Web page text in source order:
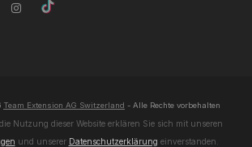
Team Extension AG Switzerland - Alle Rechte vorbehalten
Nutzung dieser Website erklären Sie sich mit unseren
und unserer Datenschutzerklärung einverstanden.